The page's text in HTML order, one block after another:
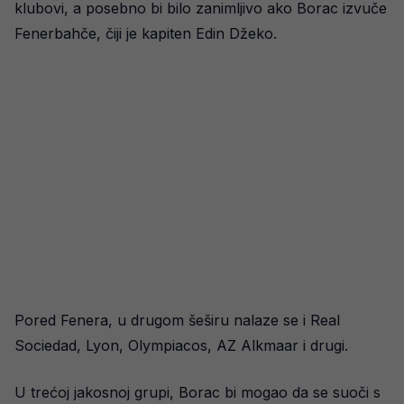
klubovi, a posebno bi bilo zanimljivo ako Borac izvuče
Fenerbahče, čiji je kapiten Edin Džeko.
Pored Fenera, u drugom šeširu nalaze se i Real
Sociedad, Lyon, Olympiacos, AZ Alkmaar i drugi.
U trećoj jakosnoj grupi, Borac bi mogao da se suoči s